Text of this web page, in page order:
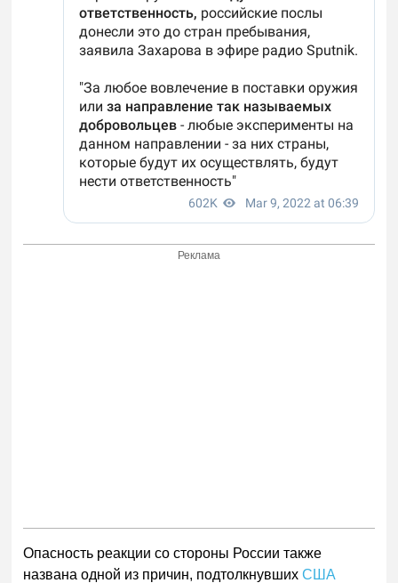
Реклама
Опасность реакции со стороны России также
названа одной из причин, подтолкнувших США